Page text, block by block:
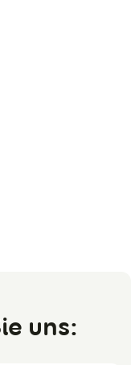
uns: